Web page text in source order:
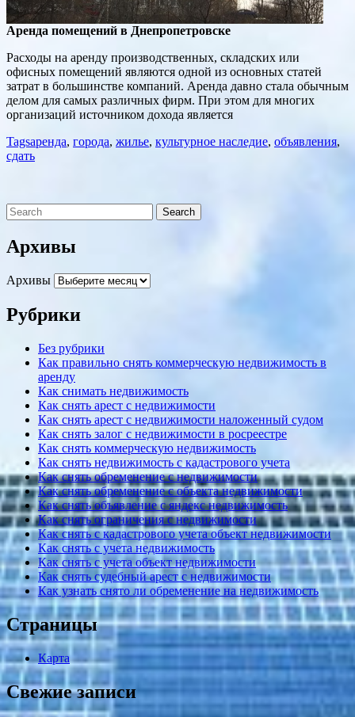
Аренда помещений в Днепропетровске
Расходы на аренду производственных, складских или
офисных помещений являются одной из основных статей
затрат в большинстве компаний. Аренда давно стала обычным
делом для самых различных фирм. При этом для многих
организаций источником дохода является
Tagsаренда, города, жилье, культурное наследие, объявления,
сдать
Архивы
Архивы
Рубрики
Без рубрики
Как правильно снять коммерческую недвижимость в
аренду
Как снимать недвижимость
Как снять арест с недвижимости
Как снять арест с недвижимости наложенный судом
Как снять залог с недвижимости в росреестре
Как снять коммерческую недвижимость
Как снять недвижимость с кадастрового учета
Как снять обременение с недвижимости
Как снять обременение с объекта недвижимости
Как снять объявление с яндекс недвижимость
Как снять ограничения с недвижимости
Как снять с кадастрового учета объект недвижимости
Как снять с учета недвижимость
Как снять с учета объект недвижимости
Как снять судебный арест с недвижимости
Как узнать снято ли обременение на недвижимость
Страницы
Карта
Свежие записи